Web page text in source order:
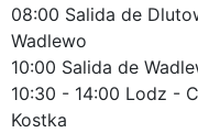
08:00 Salida de
Wadlewo
10:00 Salida de
10:30 - 14:00 Lodz -
Kostka